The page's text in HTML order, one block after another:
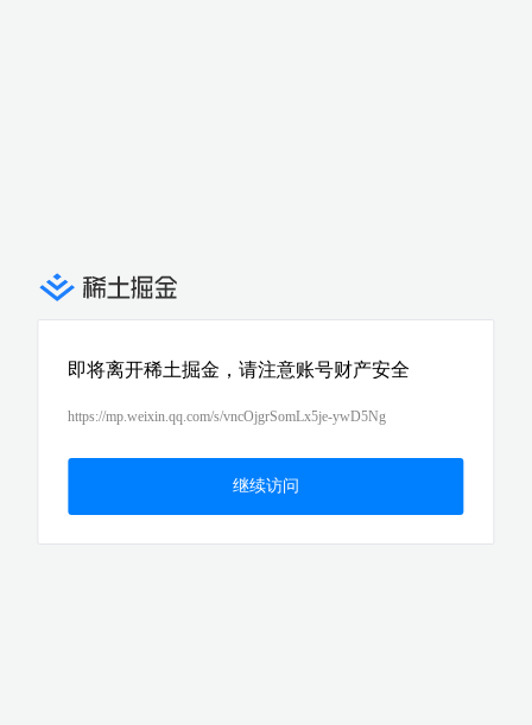
即将离开稀土掘金，请注意账号财产安全
https://mp.weixin.qq.com/s/vncOjgrSomLx5je-ywD5Ng
继续访问